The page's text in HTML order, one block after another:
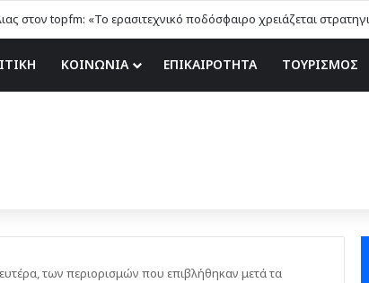
ΚΟΙΝΩΝΙΑ ΕΠΙΚΑΙΡΟΤΗΤΑ ΤΟΥΡΙΣΜΟΣ
των περιορισμών που επιβλήθηκαν μετά τα